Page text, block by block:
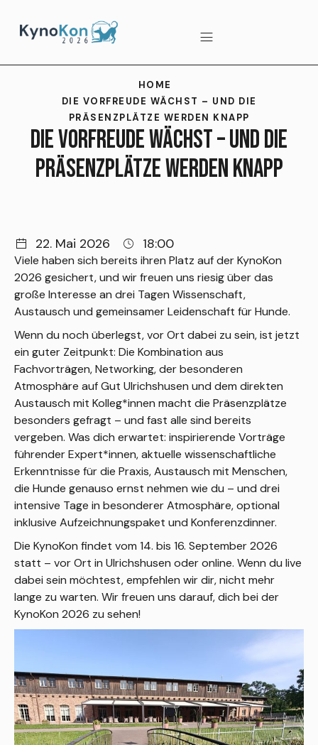
HOME
DIE VORFREUDE WÄCHST – UND DIE
PRÄSENZPLÄTZE WERDEN KNAPP
DIE VORFREUDE WÄCHST – UND DIE
PRÄSENZPLÄTZE WERDEN KNAPP
22. Mai 2026 18:00
Viele haben sich bereits ihren Platz auf der KynoKon
2026 gesichert, und wir freuen uns riesig über das
große Interesse an drei Tagen Wissenschaft,
Austausch und gemeinsamer Leidenschaft für Hunde.
Wenn du noch überlegst, vor Ort dabei zu sein, ist jetzt
ein guter Zeitpunkt: Die Kombination aus
Fachvorträgen, Networking, der besonderen
Atmosphäre auf Gut Ulrichshusen und dem direkten
Austausch mit Kolleg*innen macht die Präsenzplätze
besonders gefragt – und fast alle sind bereits
vergeben. Was dich erwartet: inspirierende Vorträge
führender Expert*innen, aktuelle wissenschaftliche
Erkenntnisse für die Praxis, Austausch mit Menschen,
die Hunde genauso ernst nehmen wie du – und drei
intensive Tage in besonderer Atmosphäre, optional
inklusive Aufzeichnungspaket und Konferenzdinner.
Die KynoKon findet vom 14. bis 16. September 2026
statt – vor Ort in Ulrichshusen oder online. Wenn du live
dabei sein möchtest, empfehlen wir dir, nicht mehr
lange zu warten. Wir freuen uns darauf, dich bei der
KynoKon 2026 zu sehen!